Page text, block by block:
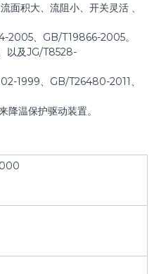
面积大、流阻小、开关灵活﹑
2005、GB/T19866-2005。
以及JG/T8528-
1999、GB/T26480-2011、
温保护驱动装置。